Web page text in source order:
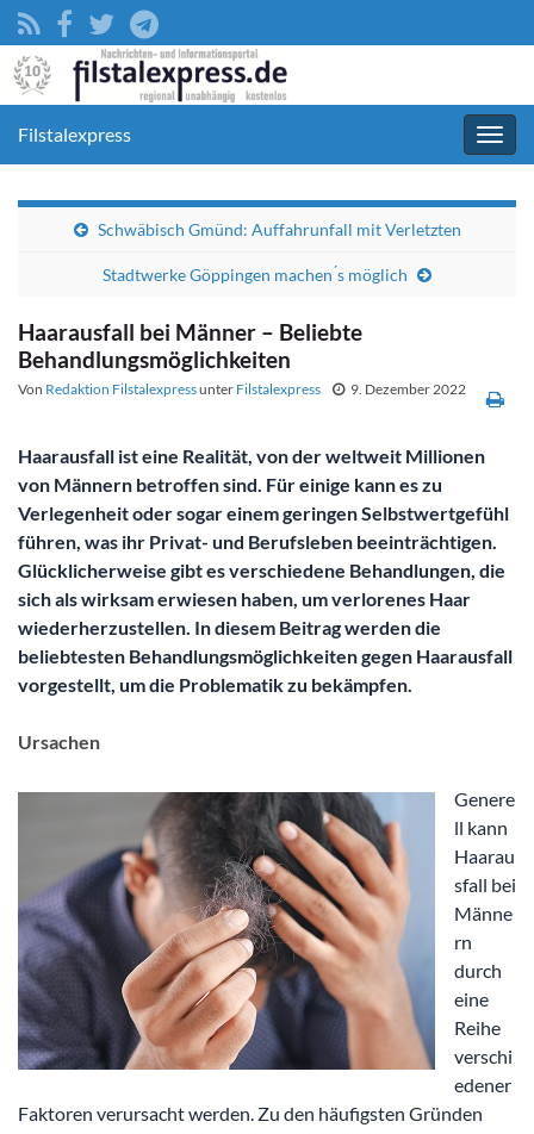
Filstalexpress
Schwäbisch Gmünd: Auffahrunfall mit Verletzten
Stadtwerke Göppingen machen ́s möglich
Haarausfall bei Männer – Beliebte
Behandlungsmöglichkeiten
Von Redaktion Filstalexpressunter Filstalexpress 9. Dezember 2022
Haarausfall ist eine Realität, von der weltweit Millionen
von Männern betroffen sind. Für einige kann es zu
Verlegenheit oder sogar einem geringen Selbstwertgefühl
führen, was ihr Privat- und Berufsleben beeinträchtigen.
Glücklicherweise gibt es verschiedene Behandlungen, die
sich als wirksam erwiesen haben, um verlorenes Haar
wiederherzustellen. In diesem Beitrag werden die
beliebtesten Behandlungsmöglichkeiten gegen Haarausfall
vorgestellt, um die Problematik zu bekämpfen.
Ursachen
Genere
ll kann
Haarau
sfall bei
Männe
rn
durch
eine
Reihe
verschi
edener
Faktoren verursacht werden. Zu den häufigsten Gründen